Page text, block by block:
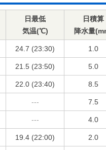
日最低
気温(℃)
日積算
降水量
24.7 (23:30) 1.0
21.5 (23:50) 5.0
22.0 (23:40) 8.5
--- 7.5
--- 4.0
19.4 (22:00) 2.0